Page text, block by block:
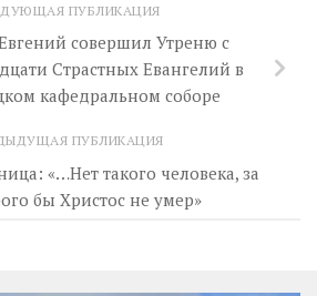
ПУБЛИКАЦИЯ
совершил Утреню с
Страстных Евангелий в
кафедральном соборе
ПУБЛИКАЦИЯ
«…Нет такого человека, за
бы Христос не умер»